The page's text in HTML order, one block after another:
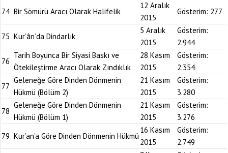
74 Bir Sömürü Aracı Olarak Halifelik
12 Aralık
2015
Gösterim: 277
75 Kur’ân’da Dindarlık
5 Aralık
2015
Gösterim:
2.944
76
Tarih Boyunca Bir Siyasi Baskı ve
Ötekileştirme Aracı Olarak Zındıklık
28 Kasım
2015
Gösterim:
2.354
77
Geleneğe Göre Dinden Dönmenin
Hükmü (Bölüm 2)
21 Kasım
2015
Gösterim:
3.280
78
Geleneğe Göre Dinden Dönmenin
Hükmü (Bölüm 1)
21 Kasım
2015
Gösterim:
3.276
79 Kur’an’a Göre Dinden Dönmenin Hükmü
16 Kasım
2015
Gösterim:
2.749